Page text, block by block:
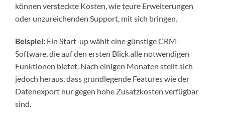
können versteckte Kosten, wie teure Erweiterungen
oder unzureichenden Support, mit sich bringen.
Beispiel: Ein Start-up wählt eine günstige CRM-
Software, die auf den ersten Blick alle notwendigen
Funktionen bietet. Nach einigen Monaten stellt sich
jedoch heraus, dass grundlegende Features wie der
Datenexport nur gegen hohe Zusatzkosten verfügbar
sind.